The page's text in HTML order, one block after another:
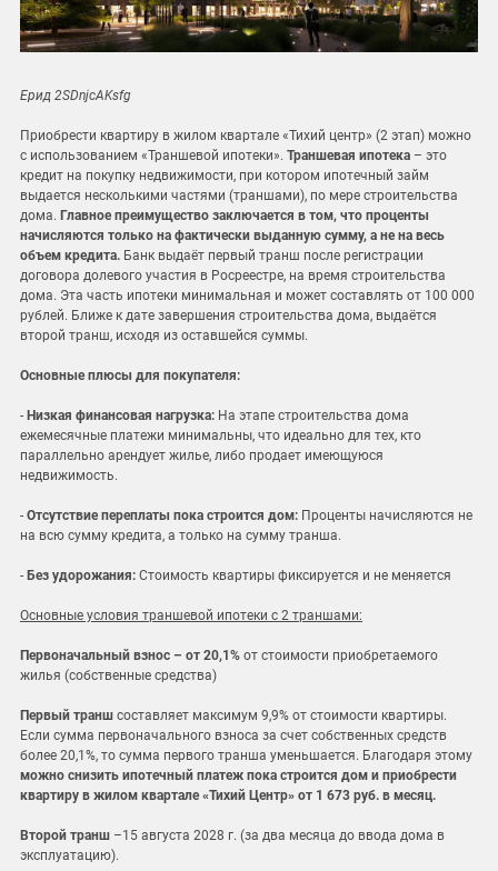
Ерид 2SDnjcAKsfg
Приобрести квартиру в жилом квартале «Тихий центр» (2 этап) можно
с использованием «Траншевой ипотеки». Траншевая ипотека – это
кредит на покупку недвижимости, при котором ипотечный займ
выдается несколькими частями (траншами), по мере строительства
дома. Главное преимущество заключается в том, что проценты
начисляются только на фактически выданную сумму, а не на весь
объем кредита. Банк выдаёт первый транш после регистрации
договора долевого участия в Росреестре, на время строительства
дома. Эта часть ипотеки минимальная и может составлять от 100 000
рублей. Ближе к дате завершения строительства дома, выдаётся
второй транш, исходя из оставшейся суммы.
Основные плюсы для покупателя:
- Низкая финансовая нагрузка: На этапе строительства дома
ежемесячные платежи минимальны, что идеально для тех, кто
параллельно арендует жилье, либо продает имеющуюся
недвижимость.
- Отсутствие переплаты пока строится дом: Проценты начисляются не
на всю сумму кредита, а только на сумму транша.
- Без удорожания: Стоимость квартиры фиксируется и не меняется
Основные условия траншевой ипотеки с 2 траншами:
Первоначальный взнос – от 20,1% от стоимости приобретаемого
жилья (собственные средства)
Первый транш составляет максимум 9,9% от стоимости квартиры.
Если сумма первоначального взноса за счет собственных средств
более 20,1%, то сумма первого транша уменьшается. Благодаря этому
можно снизить ипотечный платеж пока строится дом и приобрести
квартиру в жилом квартале «Тихий Центр» от 1 673 руб. в месяц.
Второй транш –15 августа 2028 г. (за два месяца до ввода дома в
эксплуатацию).